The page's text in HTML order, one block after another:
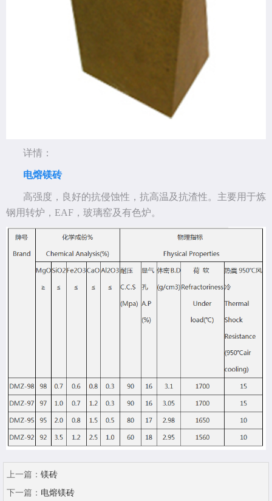
详情：
电熔镁砖
高强度，良好的抗侵蚀性，抗高温及抗渣性。主要用于炼
钢用转炉，EAF，玻璃窑及有色炉。
上一篇： 镁砖
下一篇： 电熔镁砖